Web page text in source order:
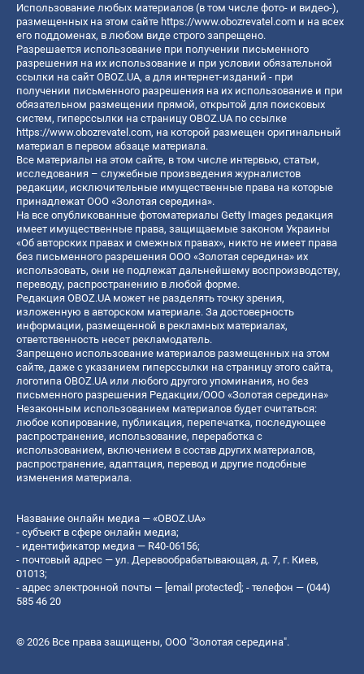
Использование любых материалов (в том числе фото- и видео-),
размещенных на этом сайте https://www.obozrevatel.com и на всех
его поддоменах, в любом виде строго запрещено.
Разрешается использование при получении письменного
разрешения на их использование и при условии обязательной
ссылки на сайт OBOZ.UA, а для интернет-изданий - при
получении письменного разрешения на их использование и при
обязательном размещении прямой, открытой для поисковых
систем, гиперссылки на страницу OBOZ.UA по ссылке
https://www.obozrevatel.com, на которой размещен оригинальный
материал в первом абзаце материала.
Все материалы на этом сайте, в том числе интервью, статьи,
исследования – служебные произведения журналистов
редакции, исключительные имущественные права на которые
принадлежат ООО «Золотая середина».
На все опубликованные фотоматериалы Getty Images редакция
имеет имущественные права, защищаемые законом Украины
«Об авторских правах и смежных правах», никто не имеет права
без письменного разрешения ООО «Золотая середина» их
использовать, они не подлежат дальнейшему воспроизводству,
переводу, распространению в любой форме.
Редакция OBOZ.UA может не разделять точку зрения,
изложенную в авторском материале. За достоверность
информации, размещенной в рекламных материалах,
ответственность несет рекламодатель.
Запрещено использование материалов размещенных на этом
сайте, даже с указанием гиперссылки на страницу этого сайта,
логотипа OBOZ.UA или любого другого упоминания, но без
письменного разрешения Редакции/ООО «Золотая середина»
Незаконным использованием материалов будет считаться:
любое копирование, публикация, перепечатка, последующее
распространение, использование, переработка с
использованием, включением в состав других материалов,
распространение, адаптация, перевод и другие подобные
изменения материала.
Название онлайн медиа — «OBOZ.UA»
- субъект в сфере онлайн медиа;
- идентификатор медиа — R40-06156;
- почтовый адрес — ул. Деревообрабатывающая, д. 7, г. Киев,
01013;
- адрес электронной почты — [email protected] ; - телефон — (044)
585 46 20
© 2026 Все права защищены, ООО "Золотая середина".